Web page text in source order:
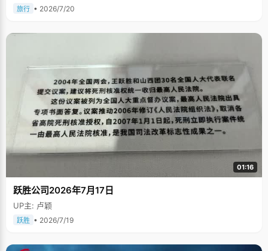
旅行 • 2026/7/20
01:16
跃胜公司2026年7月17日
UP主: 卢颖
跃胜 • 2026/7/19